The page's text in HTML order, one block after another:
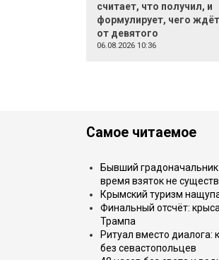
считает, что получил, и
формулирует, чего ждёт
от девятого
06.08.2026 10:36
Самое читаемое
Бывший градоначальник
время взяток не
Крымский туризм
Финальный отсчёт:
Трампа
Ритуал вместо диалога:
без севастопольцев